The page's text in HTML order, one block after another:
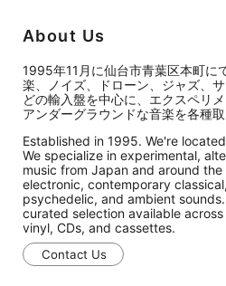
About Us
1995年11月に仙台市青葉区本町に
楽、ノイズ、ドローン、ジャズ、
どの輸入盤を中心に、エクスペリ
アンダーグラウンドな音楽を各種取
Established in 1995. We're
We specialize in experimental,
music from Japan and around
electronic, contemporary
psychedelic, and ambient
curated selection available
vinyl, CDs, and cassettes.
Contact Us